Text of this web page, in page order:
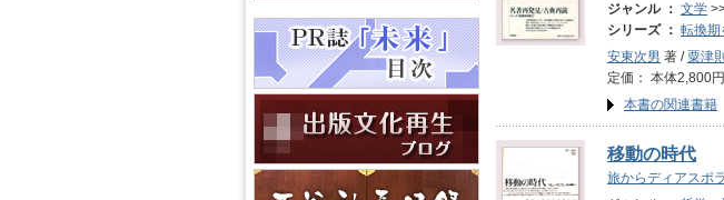
ジャンル ： 文学
シリーズ ： 転換期
安東次男 著 /粟津
定価： 本体
本書の関連書籍
移動の時代
旅からディアスポ